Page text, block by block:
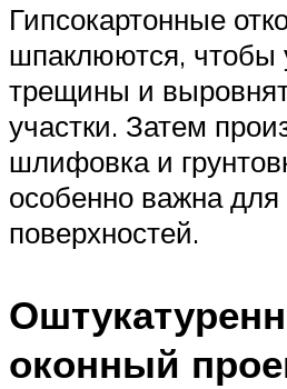
Гипсокартонные
шпаклюются, чтобы
трещины и
участки. Затем
шлифовка и
особенно важна
поверхностей.
оконный